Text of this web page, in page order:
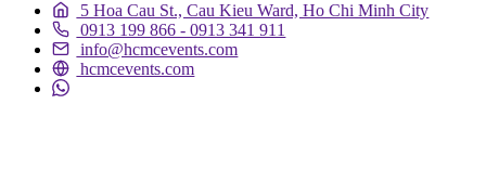
5 Hoa Cau St., Cau Kieu Ward, Ho Chi Minh City
0913 199 866 - 0913 341 911
info@hcmcevents.com
hcmcevents.com